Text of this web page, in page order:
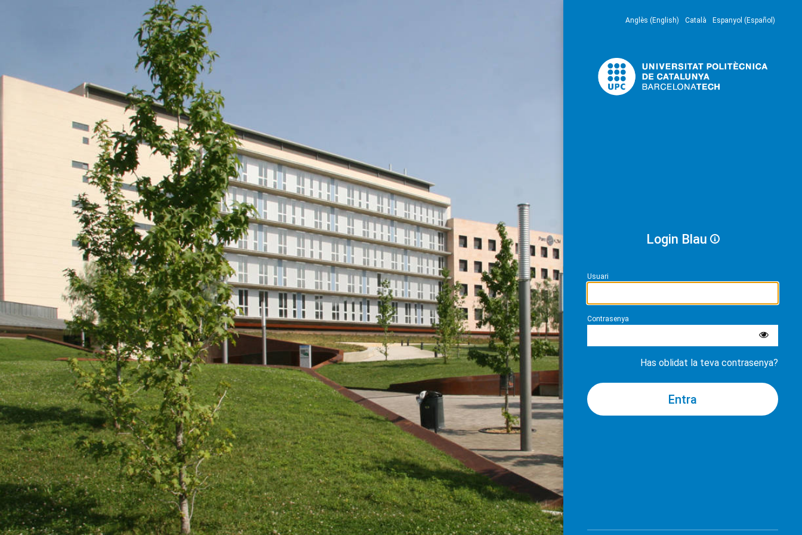
Anglès (English) Català Espanyol (Español)
Login Blau
Usuari
Contrasenya
Has oblidat la teva contrasenya?